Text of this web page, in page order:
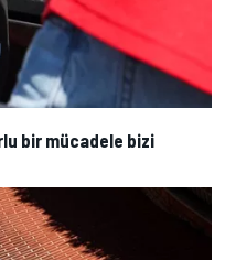
bir mücadele bizi